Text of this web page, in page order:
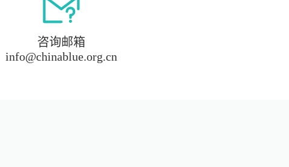
咨询邮箱
info@chinablue.org.cn